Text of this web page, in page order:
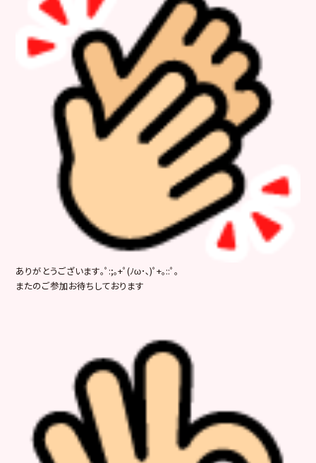
ありがとうございます｡ﾟ:;｡+ﾟ(ﾉω･､)ﾟ+｡::ﾟ｡
またのご参加お待ちしております